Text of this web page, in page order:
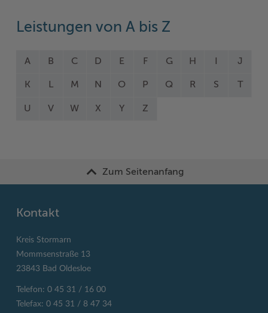
Leistungen von A bis Z
A B C D E F G H J
K L M N O P Q R S
U V W X Y Z
Zum Seitenanfang
Kontakt
Kreis Stormarn
Mommsenstraße 13
23843 Bad Oldesloe
Telefon: 0 45 31 / 16 00
Telefax: 0 45 31 / 8 47 34